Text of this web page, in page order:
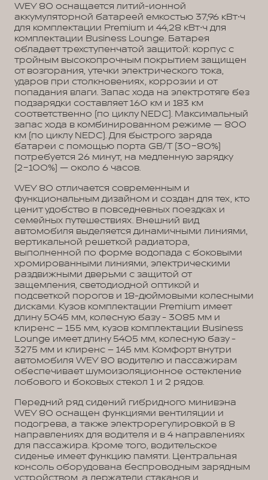
WEY 80 оснащается литий-ионной
аккумуляторной батареей емкостью 37,96 кВт⋅ч
для комплектации Premium и 44,28 кВт⋅ч для
комплектации Business Lounge. Батарея
обладает трехступенчатой защитой: корпус с
тройным высокопрочным покрытием защищен
от возгорания, утечки электрического тока,
ударов при столкновениях, коррозии и от
попадания влаги. Запас хода на электротяге без
подзарядки составляет 160 км и 183 км
соответственно (по циклу NEDC). Максимальный
запас хода в комбинированном режиме — 800
км (по циклу NEDC). Для быстрого заряда
батареи с помощью порта GB/T (30−80%)
потребуется 26 минут, на медленную зарядку
(2−100%) — около 6 часов.
WEY 80 отличается современным и
функциональным дизайном и создан для тех, кто
ценит удобство в повседневных поездках и
семейных путешествиях. Внешний вид
автомобиля выделяется динамичными линиями,
вертикальной решеткой радиатора,
выполненной по форме водопада с боковыми
хромированными линиями, электрическими
раздвижными дверьми с защитой от
защемления, светодиодной оптикой и
подсветкой порогов и 18-дюймовыми колесными
дисками. Кузов комплектации Premium имеет
длину 5045 мм, колесную базу - 3085 мм и
клиренс – 155 мм, кузов комплектации Business
Lounge имеет длину 5405 мм, колесную базу -
3275 мм и клиренс – 145 мм. Комфорт внутри
автомобиля WEY 80 водителю и пассажирам
обеспечивает шумоизоляционное остекление
лобового и боковых стекол 1 и 2 рядов.
Передний ряд сидений гибридного минивэна
WEY 80 оснащен функциями вентиляции и
подогрева, а также электрорегулировкой в 8
направлениях для водителя и в 4 направлениях
для пассажира. Кроме того, водительское
сиденье имеет функцию памяти. Центральная
консоль оборудована беспроводным зарядным